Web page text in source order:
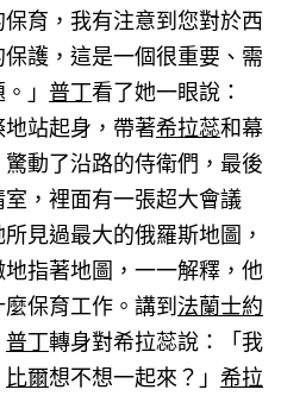
育，我有注意到您對於西
護，這是一個很重要、需
」 普丁看了她一眼說：
地站起身，帶著希拉蕊和幕
動了沿路的侍衛們，最後
，裡面有一張超大會議
見過最大的俄羅斯地圖，
指著地圖，一一解釋，他
保育工作。講到 法蘭士約
普丁轉身對希拉蕊說：「我
比爾想不想一起來？」 希拉